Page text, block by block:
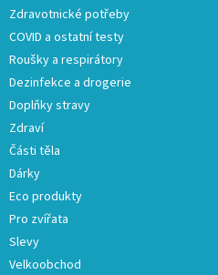
Zdravotnické potřeby
COVID a ostatní testy
Roušky a respirátory
Dezinfekce a drogerie
Doplňky stravy
Zdraví
Části těla
Dárky
Eco produkty
Pro zvířata
Slevy
Velkoobchod